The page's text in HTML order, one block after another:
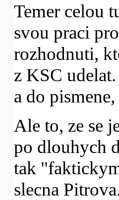
Temer celou
svou praci
rozhodnuti,
z KSC
a do
Ale to, ze se
po dlouhych
tak
slecna